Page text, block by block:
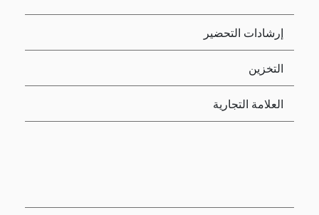
إرشادات التحضير
التخزين
العلامة التجارية